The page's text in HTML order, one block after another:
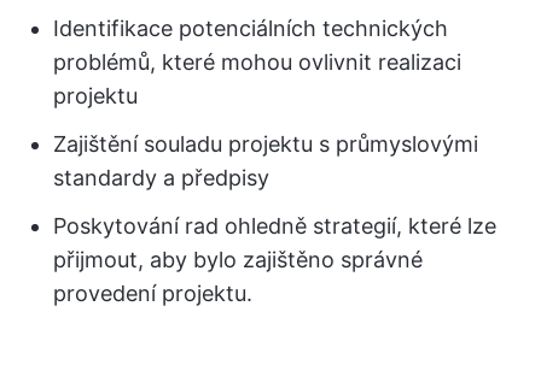
Identifikace potenciálních technických
problémů, které mohou ovlivnit realizaci
projektu
Zajištění souladu projektu s průmyslovými
standardy a předpisy
Poskytování rad ohledně strategií, které lze
přijmout, aby bylo zajištěno správné
provedení projektu.